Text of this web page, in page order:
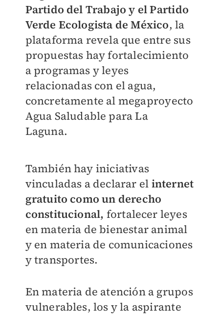
Partido del Trabajo y el Partido
Verde Ecologista de México, la
plataforma revela que entre sus
propuestas hay fortalecimiento
a programas y leyes
relacionadas con el agua,
concretamente al megaproyecto
Agua Saludable para La
Laguna.
También hay iniciativas
vinculadas a declarar el internet
gratuito como un derecho
constitucional, fortalecer leyes
en materia de bienestar animal
y en materia de comunicaciones
y transportes.
En materia de atención a grupos
vulnerables, los y la aspirante